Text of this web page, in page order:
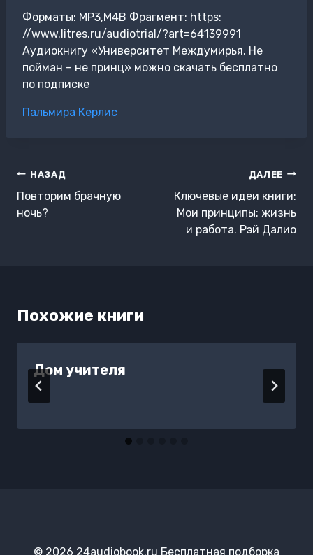
Форматы: MP3,M4B Фрагмент: https:
//www.litres.ru/audiotrial/?art=64139991
Аудиокнигу «Университет Междумирья. Не
пойман – не принц» можно скачать бесплатно
по подписке
Метки
Пальмира Керлис
Навигация
по
записям
НАЗАД
Повторим брачную
ночь?
ДАЛЕЕ
Ключевые идеи книги:
Мои принципы: жизнь
и работа. Рэй Далио
Похожие книги
Дом учителя
© 2026 24audiobook.ru Бесплатная подборка